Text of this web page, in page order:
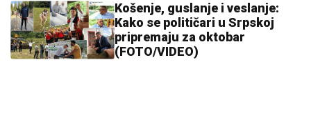
Košenje, guslanje i veslanje:
Kako se političari u Srpskoj
pripremaju za oktobar
(FOTO/VIDEO)